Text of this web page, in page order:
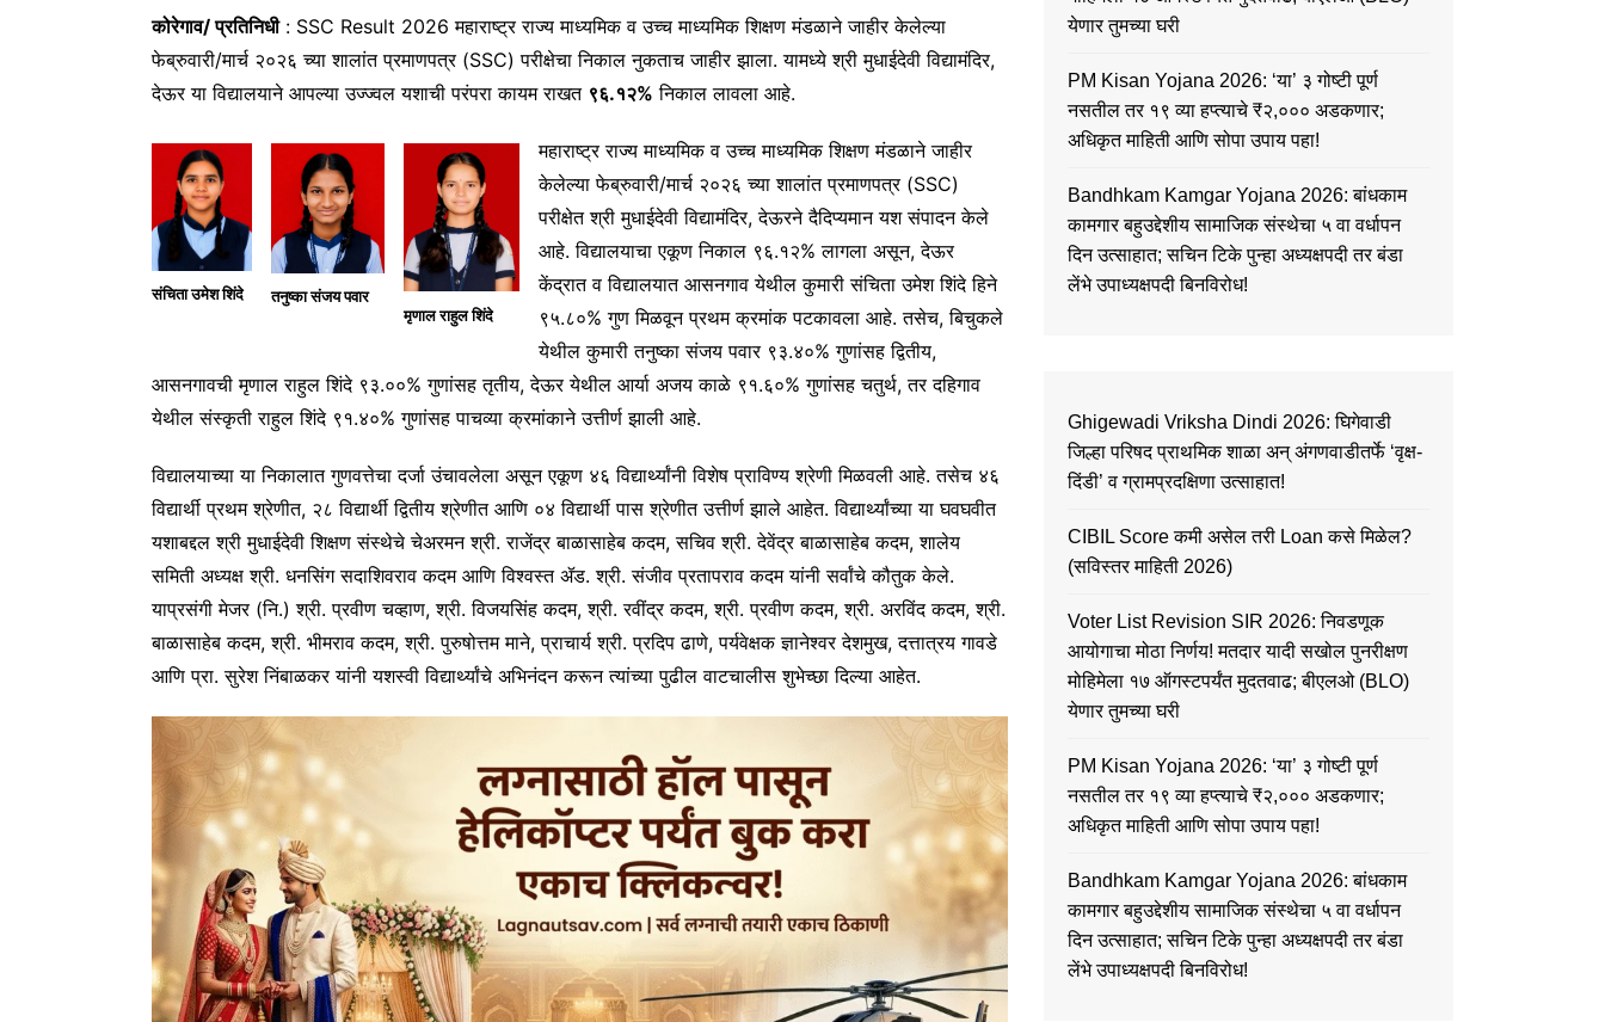
कोरेगाव/ प्रतिनिधी: SSC Result 2026 महाराष्ट्र राज्य माध्यमिक व उच्च माध्यमिक शिक्षण मंडळाने जाहीर केलेल्या
फेब्रुवारी/मार्च २०२६ च्या शालांत प्रमाणपत्र (SSC) परीक्षेचा निकाल नुकताच जाहीर झाला. यामध्ये श्री मुधाईदेवी विद्यामंदिर,
देऊर या विद्यालयाने आपल्या उज्ज्वल यशाची परंपरा कायम राखत ९६.१२% निकाल लावला आहे.
संचिता उमेश शिंदे
तनुष्का संजय पवार
मृणाल राहुल शिंदे
महाराष्ट्र राज्य माध्यमिक व उच्च माध्यमिक शिक्षण मंडळाने जाहीर
केलेल्या फेब्रुवारी/मार्च २०२६ च्या शालांत प्रमाणपत्र (SSC)
परीक्षेत श्री मुधाईदेवी विद्यामंदिर, देऊरने दैदिप्यमान यश संपादन केले
आहे. विद्यालयाचा एकूण निकाल ९६.१२% लागला असून, देऊर
केंद्रात व विद्यालयात आसनगाव येथील कुमारी संचिता उमेश शिंदे हिने
९५.८०% गुण मिळवून प्रथम क्रमांक पटकावला आहे. तसेच, बिचुकले
येथील कुमारी तनुष्का संजय पवार ९३.४०% गुणांसह द्वितीय,
आसनगावची मृणाल राहुल शिंदे ९३.००% गुणांसह तृतीय, देऊर येथील आर्या अजय काळे ९१.६०% गुणांसह चतुर्थ, तर दहिगाव
येथील संस्कृती राहुल शिंदे ९१.४०% गुणांसह पाचव्या क्रमांकाने उत्तीर्ण झाली आहे.
विद्यालयाच्या या निकालात गुणवत्तेचा दर्जा उंचावलेला असून एकूण ४६ विद्यार्थ्यांनी विशेष प्राविण्य श्रेणी मिळवली आहे. तसेच ४६
विद्यार्थी प्रथम श्रेणीत, २८ विद्यार्थी द्वितीय श्रेणीत आणि ०४ विद्यार्थी पास श्रेणीत उत्तीर्ण झाले आहेत. विद्यार्थ्यांच्या या घवघवीत
यशाबद्दल श्री मुधाईदेवी शिक्षण संस्थेचे चेअरमन श्री. राजेंद्र बाळासाहेब कदम, सचिव श्री. देवेंद्र बाळासाहेब कदम, शालेय
समिती अध्यक्ष श्री. धनसिंग सदाशिवराव कदम आणि विश्वस्त ॲड. श्री. संजीव प्रतापराव कदम यांनी सर्वांचे कौतुक केले.
याप्रसंगी मेजर (नि.) श्री. प्रवीण चव्हाण, श्री. विजयसिंह कदम, श्री. रवींद्र कदम, श्री. प्रवीण कदम, श्री. अरविंद कदम, श्री.
बाळासाहेब कदम, श्री. भीमराव कदम, श्री. पुरुषोत्तम माने, प्राचार्य श्री. प्रदिप ढाणे, पर्यवेक्षक ज्ञानेश्वर देशमुख, दत्तात्रय गावडे
आणि प्रा. सुरेश निंबाळकर यांनी यशस्वी विद्यार्थ्यांचे अभिनंदन करून त्यांच्या पुढील वाटचालीस शुभेच्छा दिल्या आहेत.
येणार तुमच्या घरी
PM Kisan Yojana 2026: ‘या’ ३ गोष्टी पूर्ण
नसतील तर १९ व्या हप्त्याचे ₹२,००० अडकणार;
अधिकृत माहिती आणि सोपा उपाय पहा!
Bandhkam Kamgar Yojana 2026: बांधकाम
कामगार बहुउद्देशीय सामाजिक संस्थेचा ५ वा वर्धापन
दिन उत्साहात; सचिन टिके पुन्हा अध्यक्षपदी तर बंडा
लेंभे उपाध्यक्षपदी बिनविरोध!
Ghigewadi Vriksha Dindi 2026: घिगेवाडी
जिल्हा परिषद प्राथमिक शाळा अन् अंगणवाडीतर्फे ‘वृक्ष-
दिंडी’ व ग्रामप्रदक्षिणा उत्साहात!
CIBIL Score कमी असेल तरी Loan कसे मिळेल?
(सविस्तर माहिती 2026)
Voter List Revision SIR 2026: निवडणूक
आयोगाचा मोठा निर्णय! मतदार यादी सखोल पुनरीक्षण
मोहिमेला १७ ऑगस्टपर्यंत मुदतवाढ; बीएलओ (BLO)
येणार तुमच्या घरी
PM Kisan Yojana 2026: ‘या’ ३ गोष्टी पूर्ण
नसतील तर १९ व्या हप्त्याचे ₹२,००० अडकणार;
अधिकृत माहिती आणि सोपा उपाय पहा!
Bandhkam Kamgar Yojana 2026: बांधकाम
कामगार बहुउद्देशीय सामाजिक संस्थेचा ५ वा वर्धापन
दिन उत्साहात; सचिन टिके पुन्हा अध्यक्षपदी तर बंडा
लेंभे उपाध्यक्षपदी बिनविरोध!